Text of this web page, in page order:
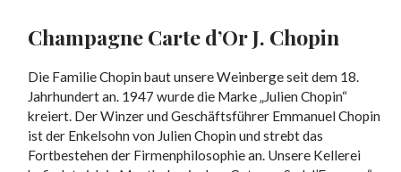
Champagne Carte d’Or J. Chopin
Die Familie Chopin baut unsere Weinberge seit dem 18.
Jahrhundert an. 1947 wurde die Marke „Julien Chopin“
kreiert. Der Winzer und Geschäftsführer Emmanuel Chopin
ist der Enkelsohn von Julien Chopin und strebt das
Fortbestehen der Firmenphilosophie an. Unsere Kellerei